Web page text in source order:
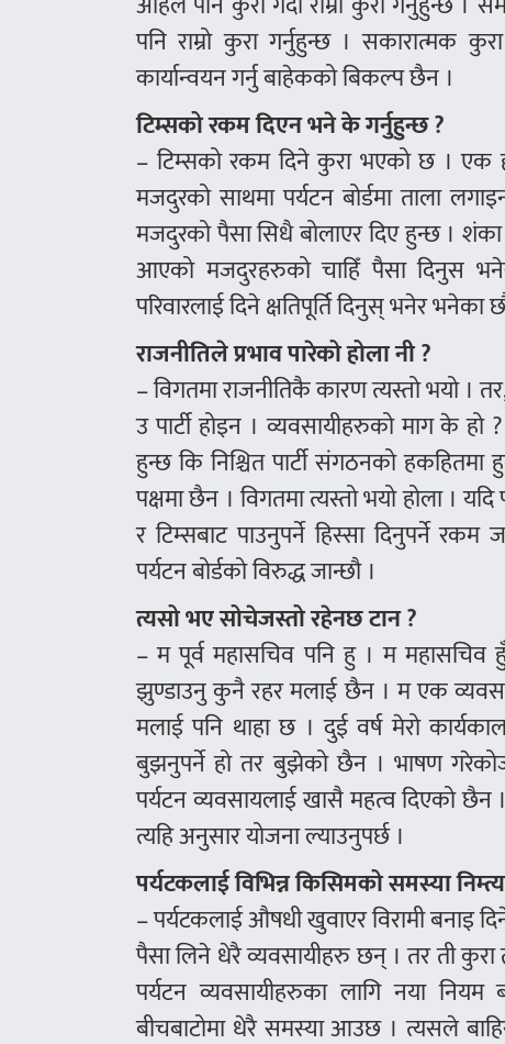
पनि राम्रो कुरा गर्नुहुन्छ । सकारात्मक
कार्यान्वयन गर्नु बाहेकको बिकल्प छैन ।
टिम्सको रकम दिएन भने के गर्नुहुन्छ ?
– टिम्सको रकम दिने कुरा भएको छ । एक
मजदुरको साथमा पर्यटन बोर्डमा ताला
मजदुरको पैसा सिधै बोलाएर दिए हुन्छ ।
आएको मजदुरहरुको चाहिँ पैसा दिनुस
परिवारलाई दिने क्षतिपूर्ति दिनुस् भनेर भनेका
राजनीतिले प्रभाव पारेको होला नी ?
– विगतमा राजनीतिकै कारण त्यस्तो भयो ।
उ पार्टी होइन । व्यवसायीहरुको माग के
हुन्छ कि निश्चित पार्टी संगठनको हकहितमा
पक्षमा छैन । विगतमा त्यस्तो भयो होला ।
र टिम्सबाट पाउनुपर्ने हिस्सा दिनुपर्ने
पर्यटन बोर्डको विरुद्ध जान्छौ ।
त्यसो भए सोचेजस्तो रहेनछ टान ?
– म पूर्व महासचिव पनि हु । म महासचिव
झुण्डाउनु कुनै रहर मलाई छैन । म एक
मलाई पनि थाहा छ । दुई वर्ष मेरो
बुझनुपर्ने हो तर बुझेको छैन । भाषण
पर्यटन व्यवसायलाई खासै महत्व दिएको छैन
त्यहि अनुसार योजना ल्याउनुपर्छ ।
पर्यटकलाई विभिन्न किसिमको समस्या
– पर्यटकलाई औषधी खुवाएर विरामी बनाइ
पैसा लिने धेरै व्यवसायीहरु छन् । तर ती कुरा
पर्यटन व्यवसायीहरुका लागि नया नियम
बीचबाटोमा धेरै समस्या आउछ । त्यसले